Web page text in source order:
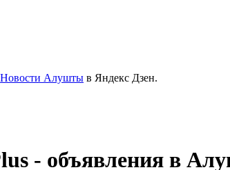
Новости Алушты в Яндекс Дзен.
- объявления в